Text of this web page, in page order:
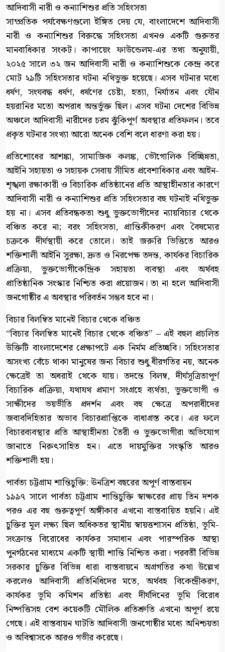
আদিবাসী নারী ও কন্যাশিশুর প্রতি সহিংসতা
সাম্প্রতিক পর্যবেক্ষণগুলো ইঙ্গিত দেয় যে, বাংলাদেশে আদিবাসী
নারী ও কন্যাশিশুর বিরুদ্ধে সহিংসতা এখনও একটি গুরুতর
মানবাধিকার সংকট। কাপায়েং ফাউন্ডেলম-এর তথ্য অনুযায়ী,
২০২৫ সালে ৩২ জন আদিবাসী নারী ও কন্যাশিশুকে কেন্দ্র করে
মোট ২৯টি সহিংসতার ঘটনা নথিভুক্ত হয়েছে। এসব ঘটনার মধ্যে
ধর্ষণ, সংঘবদ্ধ ধর্ষণ, ধর্ষণের চেষ্টা, হত্যা, নির্যাতন এবং যৌন
হয়রানির মতো অপরাধ অন্তর্ভুক্ত ছিল। এসব ঘটনা দেশের বিভিন্ন
অঞ্চলে আদিবাসী নারীদের চরম ঝুঁকিপূর্ণ অবস্থার প্রতিফলন। তবে
প্রকৃত ঘটনার সংখ্যা আরো অনেক বেশি বলে ধারণা করা হয়।
প্রতিশোধের আশঙ্কা, সামাজিক কলঙ্ক, ভৌগোলিক বিচ্ছিন্নতা,
আইনি সহায়তা ও সহায়ক সেবায় সীমিত প্রবেশাধিকার এবং আইন-
শৃঙ্খলা রক্ষাকারী ও বিচারিক প্রতিষ্ঠানের প্রতি আস্থাহীনতার কারণে
আদিবাসী নারী ও কন্যাশিশুর প্রতি সহিংসতার বহু ঘটনাই নথিভুক্ত
হয় না। এসব প্রতিবন্ধকতা শুধু ভুক্তভোগীদের ন্যায়বিচার থেকে
বঞ্চিত করে না; বরং সহিংসতা, প্রান্তিকীকরণ এবং বৈষম্যের
চক্রকে দীর্ঘস্থায়ী করে তোলে। তাই জরুরি ভিত্তিতে আরও
শক্তিশালী আইনি সুরক্ষা, দ্রুত ও নিরপেক্ষ তদন্ত, কার্যকর বিচারিক
প্রক্রিয়া, ভুক্তভোগীকেন্দ্রিক সহায়তা ব্যবস্থা এবং অর্থবহ
প্রাতিষ্ঠানিক সংস্কার নিশ্চিত করা প্রয়োজন। তা না হলে আদিবাসী
জনগোষ্ঠীর এ অবস্থার পরিবর্তন সম্ভব হবে না।
বিচার বিলম্বিত মানেই বিচার থেকে বঞ্চিত
“বিচার বিলম্বিত মানেই বিচার থেকে বঞ্চিত” – এই বহুল প্রচলিত
উক্তিটি বাংলাদেশের প্রেক্ষাপটে এক নির্মম প্রতিচ্ছবি। সহিংসতার
অসংখ্য বেঁচে থাকা মানুষের জন্য বিচার শুধু ধীরগতির নয়, অনেক
ক্ষেত্রেই তা অধরাই থেকে যায়। তদন্তে বিলম্ব, দীর্ঘসূত্রিতাপূর্ণ
বিচারিক প্রক্রিয়া, যথাযথ প্রমাণ সংগ্রহে ব্যর্থতা, ভুক্তভোগী ও
সাক্ষীদের ভয়ভীতি প্রদর্শন এবং বহু ক্ষেত্রে অপরাধীদের
জবাবদিহিতার অভাব বিচারপ্রাপ্তিকে বাধাগ্রস্ত করে। এর ফলে
বিচারব্যবস্থার প্রতি আস্থাহীনতা তৈরী ও ভুক্তভোগীরা অভিযোগ
জানাতে নিরুৎসাহিত হন। এতে দায়মুক্তির সংস্কৃতি আরও
শক্তিশালী হয়।
পার্বত্য চট্টগ্রাম শান্তিচুক্তি: ঊনত্রিশ বছরের অপূর্ণ বাস্তবায়ন
১৯৯৭ সালে পার্বত্য চট্টগ্রাম শান্তিচুক্তি স্বাক্ষরের প্রায় তিন দশক
পরও এর বহু গুরুত্বপূর্ণ অঙ্গীকার এখনো বাস্তবায়িত হয়নি। এই
চুক্তির মূল লক্ষ্য ছিল অধিকতর স্থানীয় স্বায়ত্তশাসন প্রতিষ্ঠা, ভূমি-
সংক্রান্ত বিরোধের কার্যকর সমাধান এবং পারস্পরিক আস্থা
পুনর্গঠনের মাধ্যমে একটি স্থায়ী শান্তি নিশ্চিত করা। পরবর্তী বিভিন্ন
সরকার চুক্তির বিভিন্ন ধারা বাস্তবায়নে অগ্রগতির কথা উল্লেখ
করলেও আদিবাসী প্রতিনিধিদের মতে, অর্থবহ বিকেন্দ্রীকরণ,
কার্যকর ভূমি কমিশন প্রতিষ্ঠা এবং দীর্ঘদিনের ভূমি বিরোধ
নিষ্পত্তিসহ বেশ কয়েকটি মৌলিক প্রতিশ্রুতি এখনো অপূর্ণ রয়ে
গেছে। এই বাস্তবায়ন ঘাটতি আদিবাসী জনগোষ্ঠীর মধ্যে অনিশ্চয়তা
ও অবিশ্বাসকে আরও গভীর করেছে।